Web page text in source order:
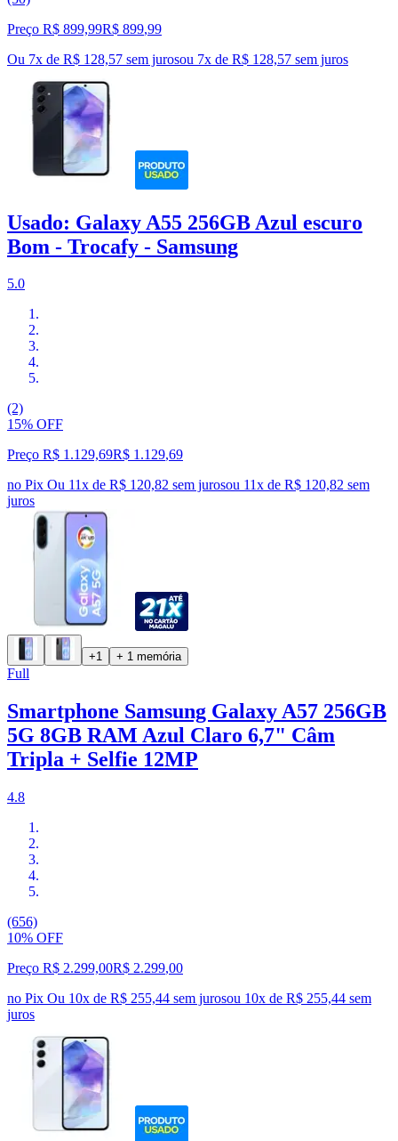
Preço R$ 899,99R$ 899,99
Ou 7x de R$ 128,57 sem jurosou 7x de R$ 128,57 sem juros
Usado: Galaxy A55 256GB Azul escuro
Bom - Trocafy - Samsung
5.0
(2)
15% OFF
Preço R$ 1.129,69R$ 1.129,69
no Pix Ou 11x de R$ 120,82 sem jurosou 11x de R$ 120,82 sem
juros
+1 + 1 memória
Full
Smartphone Samsung Galaxy A57 256GB
5G 8GB RAM Azul Claro 6,7" Câm
Tripla + Selfie 12MP
4.8
(656)
10% OFF
Preço R$ 2.299,00R$ 2.299,00
no Pix Ou 10x de R$ 255,44 sem jurosou 10x de R$ 255,44 sem
juros